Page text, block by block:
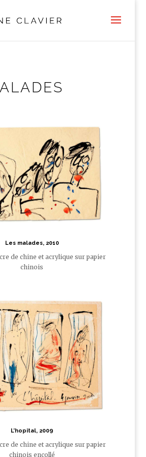
Les malades, 2010
de chine et acrylique sur papier
chinois
L’hopital, 2009
de chine et acrylique sur papier
chinois encollé